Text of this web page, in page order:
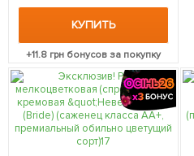
КУПИТЬ
+11.8 грн бонусов за покупку